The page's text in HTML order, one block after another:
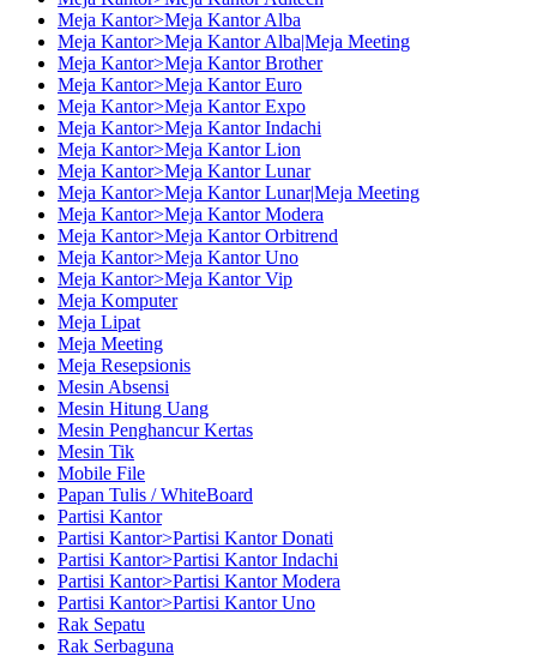
Meja Kantor>Meja Kantor Alba
Meja Kantor>Meja Kantor Alba|Meja Meeting
Meja Kantor>Meja Kantor Brother
Meja Kantor>Meja Kantor Euro
Meja Kantor>Meja Kantor Expo
Meja Kantor>Meja Kantor Indachi
Meja Kantor>Meja Kantor Lion
Meja Kantor>Meja Kantor Lunar
Meja Kantor>Meja Kantor Lunar|Meja Meeting
Meja Kantor>Meja Kantor Modera
Meja Kantor>Meja Kantor Orbitrend
Meja Kantor>Meja Kantor Uno
Meja Kantor>Meja Kantor Vip
Meja Komputer
Meja Lipat
Meja Meeting
Meja Resepsionis
Mesin Absensi
Mesin Hitung Uang
Mesin Penghancur Kertas
Mesin Tik
Mobile File
Papan Tulis / WhiteBoard
Partisi Kantor
Partisi Kantor>Partisi Kantor Donati
Partisi Kantor>Partisi Kantor Indachi
Partisi Kantor>Partisi Kantor Modera
Partisi Kantor>Partisi Kantor Uno
Rak Sepatu
Rak Serbaguna